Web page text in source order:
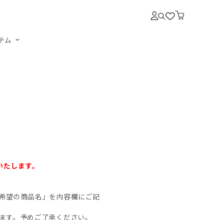
ム
します。
の商品名」を内容欄にご記
。予めご了承ください。